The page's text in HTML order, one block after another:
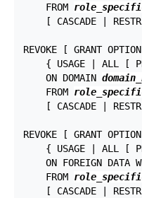
    FROM
[ CASCADE |
REVOKE [ GRANT
{ USAGE | ALL [
    ON DOMAIN
    FROM
[ CASCADE |
REVOKE [ GRANT
{ USAGE | ALL [
ON FOREIGN DATA
    FROM
[ CASCADE |